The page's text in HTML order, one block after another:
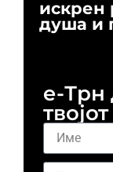
искрен
душа и
е-Трн